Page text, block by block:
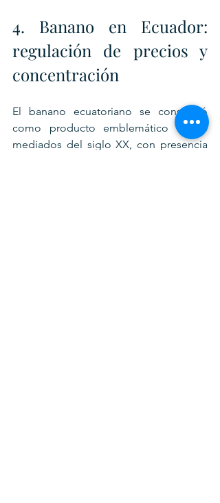
4. Banano en Ecuador:
regulación de precios y
concentración
El banano ecuatoriano se consolidó
como producto emblemático desde
mediados del siglo XX, con presencia